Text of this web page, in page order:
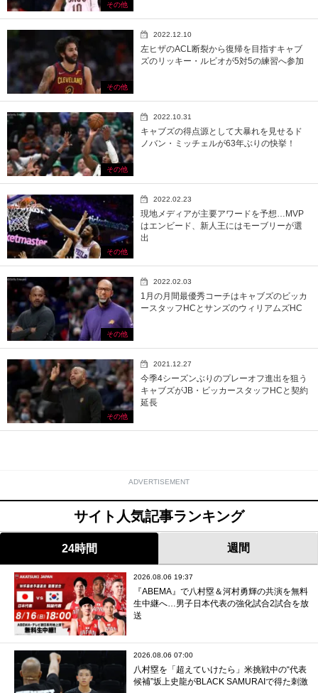
その他
その他
2022.12.10
左ヒザのACL断裂から復帰を目指すキャブ
ズのリッキー・ルビオが5対5の練習へ参加
その他
2022.10.31
キャブズの得点源として大暴れを見せるド
ノバン・ミッチェルが63年ぶりの快挙！
その他
2022.02.23
現地メディアが主要アワードを予想…MVP
はエンビード、新人王にはモーブリーが選
出
その他
2022.02.03
1月の月間最優秀コーチはキャブズのビッカ
ースタッフHCとサンズのウィリアムズHC
その他
2021.12.27
今季4シーズンぶりのプレーオフ進出を狙う
キャブズがJB・ビッカースタッフHCと契約
延長
ADVERTISEMENT
サイト人気記事ランキング
24時間 週間
2026.08.06 19:37
『ABEMA』で八村塁＆河村勇輝の共演を無料
生中継へ…男子日本代表の強化試合2試合を放
送
2026.08.06 07:00
八村塁を「超えていけたら」米挑戦中の“代表
候補”坂上史龍がBLACK SAMURAIで得た刺激